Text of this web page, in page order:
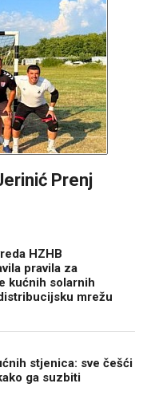
Prenj
HZHB
pravila za
kućnih solarnih
mrežu
stjenica: sve češći
ga suzbiti